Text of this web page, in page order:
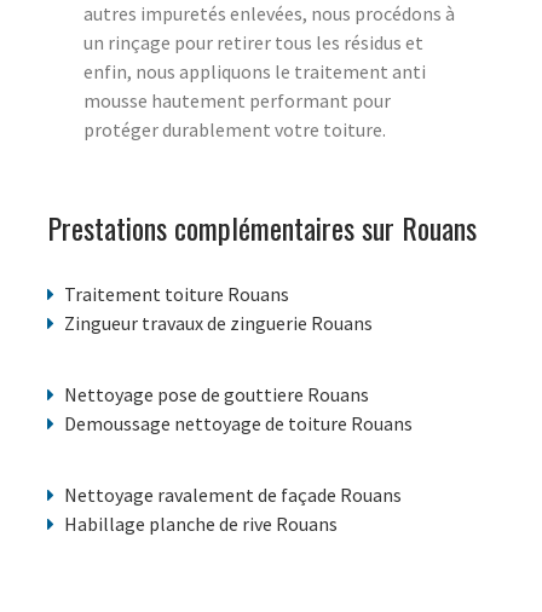
autres impuretés enlevées, nous procédons à
un rinçage pour retirer tous les résidus et
enfin, nous appliquons le traitement anti
mousse hautement performant pour
protéger durablement votre toiture.
Prestations complémentaires sur Rouans
Traitement toiture Rouans
Zingueur travaux de zinguerie Rouans
Nettoyage pose de gouttiere Rouans
Demoussage nettoyage de toiture Rouans
Nettoyage ravalement de façade Rouans
Habillage planche de rive Rouans